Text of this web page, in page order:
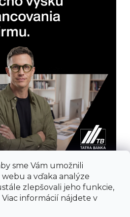
sme Vám umožnili
a vďaka analýze
zlepšovali jeho funkcie,
informácií nájdete v